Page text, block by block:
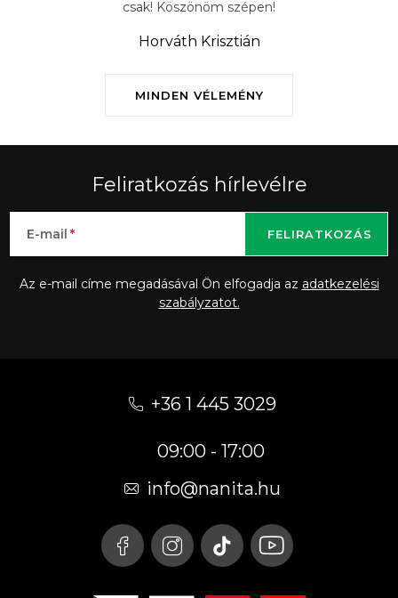
MINDEN VÉLEMÉNY
csak! Köszönöm szépen!
Horváth Krisztián
Feliratkozás hírlevélre
E-mail
Az e-mail címe megadásával Ön elfogadja az adatkezelési
szabályzatot.
FELIRATKOZÁS
+36 1 445 3029
09:00 - 17:00
info@nanita.hu